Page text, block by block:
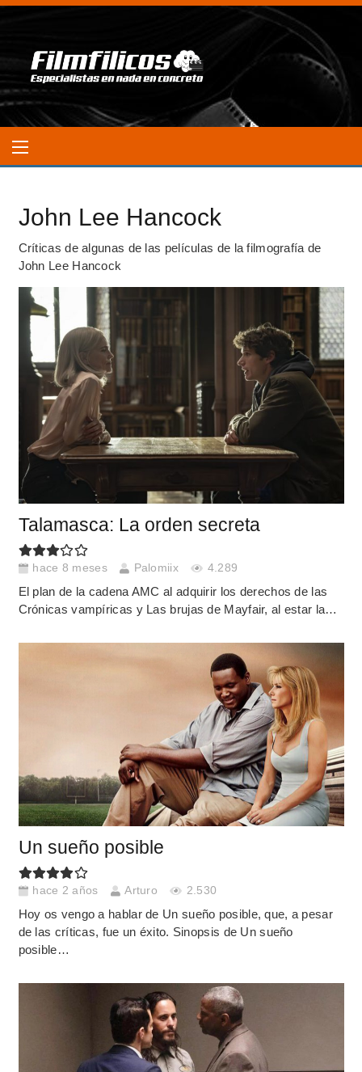
John Lee Hancock
Críticas de algunas de las películas de la filmografía de
John Lee Hancock
Talamasca: La orden secreta
hace 8 meses Palomiix 4.289
El plan de la cadena AMC al adquirir los derechos de las
Crónicas vampíricas y Las brujas de Mayfair, al estar la…
Un sueño posible
hace 2 años Arturo 2.530
Hoy os vengo a hablar de Un sueño posible, que, a pesar
de las críticas, fue un éxito. Sinopsis de Un sueño
posible…